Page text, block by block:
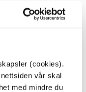
(cookies).
vår skal
med mindre du